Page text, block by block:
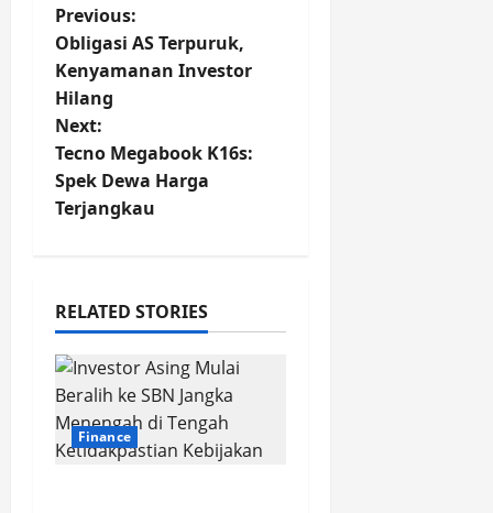
P
o
s
t
n
v
i
g
a
Previous:
Obligasi AS Terpuruk,
Kenyamanan Investor
Hilang
Next:
Tecno Megabook K16s:
Spek Dewa Harga
Terjangkau
RELATED STORIES
Finance